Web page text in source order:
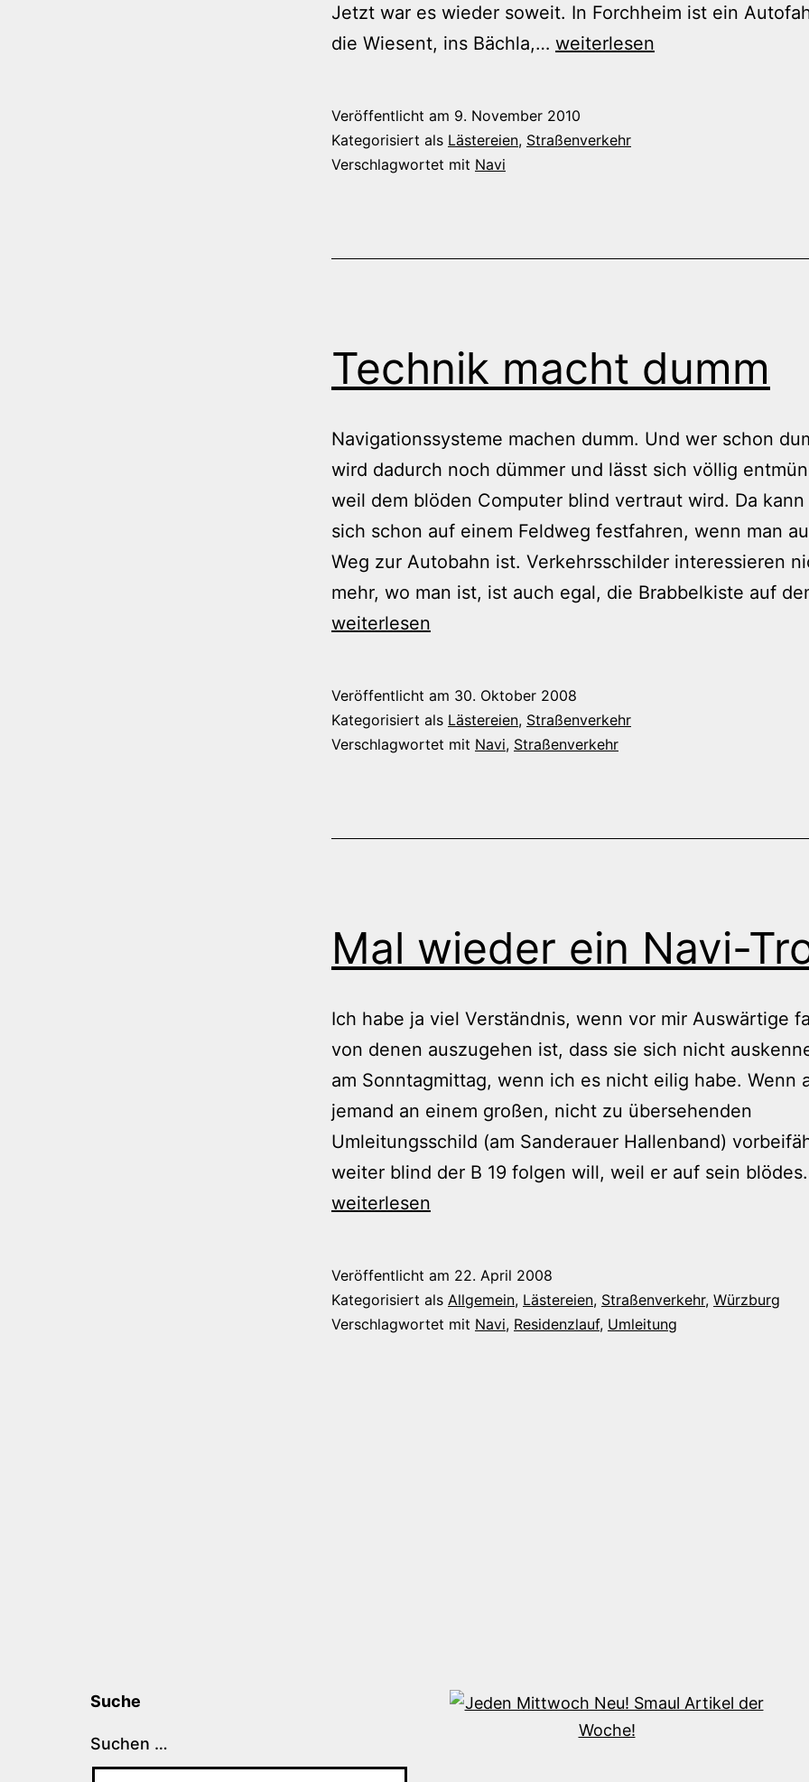
Jetzt war es wieder soweit. In Forchheim ist ein
die Wiesent, ins Bächla,… Blindes
ins
weiterlesen
Veröffentlicht am 9. November 2010
Kategorisiert als Lästereien, Straßenverkehr
Verschlagwortet mit Navi
Technik macht dumm
Navigationssysteme machen dumm. Und wer schon
wird dadurch noch dümmer und lässt sich völlig
weil dem blöden Computer blind vertraut wird. Da kann
sich schon auf einem Feldweg festfahren, wenn man
Weg zur Autobahn ist. Verkehrsschilder interessieren
mehr, wo man ist, ist auch egal, die Brabbelkiste auf
weiterlesen
Veröffentlicht am 30. Oktober 2008
Kategorisiert als Lästereien, Straßenverkehr
Verschlagwortet mit Navi, Straßenverkehr
Mal wieder ein Navi-
Ich habe ja viel Verständnis, wenn vor mir Auswärtige
von denen auszugehen ist, dass sie sich nicht
am Sonntagmittag, wenn ich es nicht eilig habe. Wenn
jemand an einem großen, nicht zu übersehenden
Umleitungsschild (am Sanderauer Hallenband)
weiter blind der B 19 folgen will, weil er auf sein
weiterlesen
Veröffentlicht am 22. April 2008
Kategorisiert als Allgemein, Lästereien, Straßenverkehr, Würzburg
Verschlagwortet mit Navi, Residenzlauf, Umleitung
Suche
Suchen …